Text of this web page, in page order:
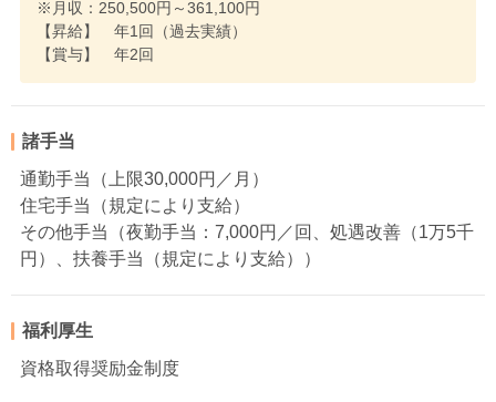
※月収：250,500円～361,100円
【昇給】 年1回（過去実績）
【賞与】 年2回
諸手当
通勤手当（上限30,000円／月）
住宅手当（規定により支給）
その他手当（夜勤手当：7,000円／回、処遇改善（1万5千
円）、扶養手当（規定により支給））
福利厚生
資格取得奨励金制度